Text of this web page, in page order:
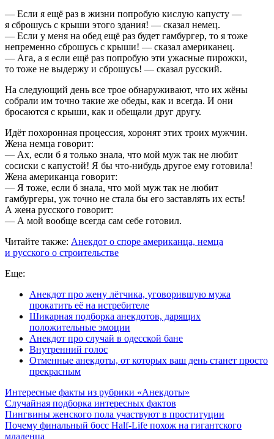
— Если я ещё раз в жизни попробую кислую капусту —
я сброшусь с крыши этого здания! — сказал немец.
— Если у меня на обед ещё раз будет гамбургер, то я тоже
непременно сброшусь с крыши! — сказал американец.
— Ага, а я если ещё раз попробую эти ужасные пирожки,
то тоже не выдержу и сброшусь! — сказал русский.
На следующий день все трое обнаруживают, что их жёны
собрали им точно такие же обеды, как и всегда. И они
бросаются с крыши, как и обещали друг другу.
Идёт похоронная процессия, хоронят этих троих мужчин.
Жена немца говорит:
— Ах, если б я только знала, что мой муж так не любит
сосиски с капустой! Я бы что-нибудь другое ему готовила!
Жена американца говорит:
— Я тоже, если б знала, что мой муж так не любит
гамбургеры, уж точно не стала бы его заставлять их есть!
А жена русского говорит:
— А мой вообще всегда сам себе готовил.
Читайте также: Анекдот о споре американца, немца
и русского о строительстве
Еще:
Анекдот про жену лётчика, уговорившую мужа
прокатить её на истребителе
Шикарная подборка анекдотов, дарящих
положительные эмоции
Анекдот про случай в одесской бане
Внутренний голос
Отменные анекдоты, от которых ваш день станет просто
прекрасным
Интересные факты из рубрики «Анекдоты»
Случайная подборка интересных фактов
Пингвины женского пола участвуют в проституции
Почему финальный босс Half-Life похож на гигантского
младенца